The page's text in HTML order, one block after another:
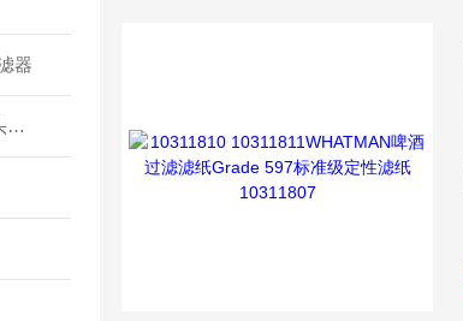
器
Puradisc针头滤器/ReZist针头滤器